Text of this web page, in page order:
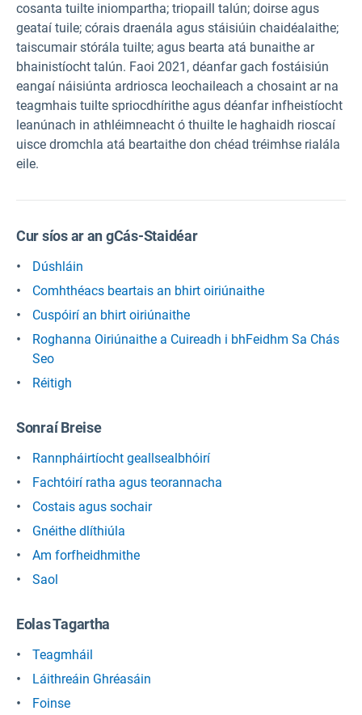
cosanta tuilte iniompartha; triopaill talún; doirse agus
geataí tuile; córais draenála agus stáisiúin chaidéalaithe;
taiscumair stórála tuilte; agus bearta atá bunaithe ar
bhainistíocht talún. Faoi 2021, déanfar gach fostáisiún
eangaí náisiúnta ardriosca leochaileach a chosaint ar na
teagmhais tuilte spriocdhírithe agus déanfar infheistíocht
leanúnach in athléimneacht ó thuilte le haghaidh rioscaí
uisce dromchla atá beartaithe don chéad tréimhse rialála
eile.
Cur síos ar an gCás-Staidéar
Dúshláin
Comhthéacs beartais an bhirt oiriúnaithe
Cuspóirí an bhirt oiriúnaithe
Roghanna Oiriúnaithe a Cuireadh i bhFeidhm Sa Chás
Seo
Réitigh
Sonraí Breise
Rannpháirtíocht geallsealbhóirí
Fachtóirí ratha agus teorannacha
Costais agus sochair
Gnéithe dlíthiúla
Am forfheidhmithe
Saol
Eolas Tagartha
Teagmháil
Láithreáin Ghréasáin
Foinse